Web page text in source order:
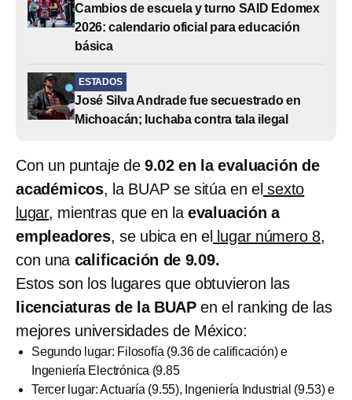
Cambios de escuela y turno SAID Edomex
2026: calendario oficial para educación
básica
ESTADOS
José Silva Andrade fue secuestrado en
Michoacán; luchaba contra tala ilegal
Con un puntaje de 9.02 en la evaluación de
académicos, la BUAP se sitúa en elsexto
lugar, mientras que en la evaluación a
empleadores, se ubica en el lugar número 8,
con una calificación de 9.09.
Estos son los lugares que obtuvieron las
licenciaturas de la BUAP en el ranking de las
mejores universidades de México:
Segundo lugar: Filosofía (9.36 de calificación) e
Ingeniería Electrónica (9.85
Tercer lugar: Actuaría (9.55), Ingeniería Industrial (9.53) e